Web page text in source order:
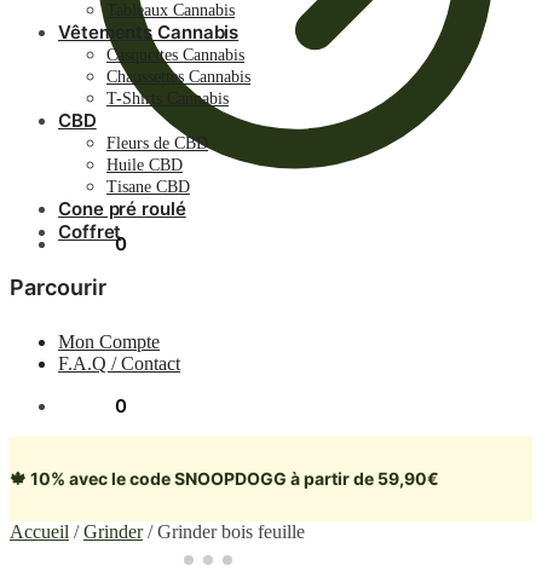
0.00€ 0
Tableaux Cannabis
Vêtements Cannabis
Casquettes Cannabis
Chaussettes Cannabis
T-Shirts Cannabis
CBD
Fleurs de CBD
Huile CBD
Tisane CBD
Cone pré roulé
Coffret
Parcourir
Mon Compte
F.A.Q / Contact
0
🍁 10% avec le code SNOOPDOGG à partir de 59,90€
Accueil /Grinder/Grinder bois feuille